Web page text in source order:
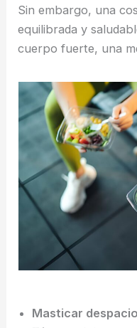
Sin embargo, una
equilibrada y
cuerpo fuerte, una
Masticar